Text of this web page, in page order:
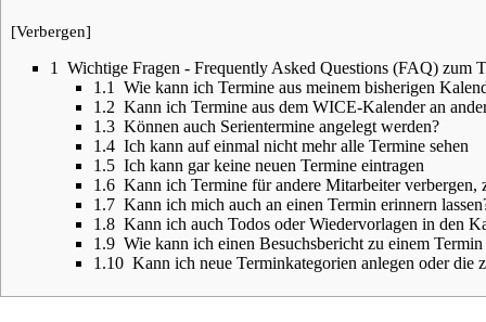
[Verbergen]
1
Wichtige Fragen - Frequently Asked Questions (FAQ) zum
1.1
Wie kann ich Termine aus meinem bisherigen
1.2 Kann ich Termine aus dem WICE-Kalender an
1.3 Können auch Serientermine angelegt werden?
1.4 Ich kann auf einmal nicht mehr alle Termine sehen
1.5 Ich kann gar keine neuen Termine eintragen
1.6 Kann ich Termine für andere Mitarbeiter verbergen,
1.7 Kann ich mich auch an einen Termin erinnern
1.8 Kann ich auch Todos oder Wiedervorlagen in den
1.9 Wie kann ich einen Besuchsbericht zu einem Termin
1.10 Kann ich neue Terminkategorien anlegen oder die